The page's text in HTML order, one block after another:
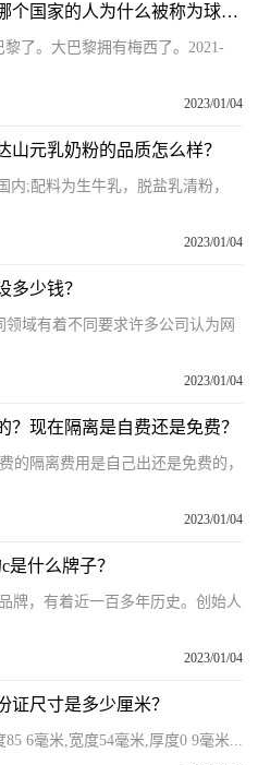
梅西是那个国家的？梅西是哪个国家的人为什么被称为球王？
了。大巴黎拥有梅西了。2021-
2023/01/04
元乳奶粉的品质怎么样？
;配料为生牛乳，脱盐乳清粉，
2023/01/04
多少钱？
域有着不同要求许多公司认为网
2023/01/04
？现在隔离是自费还是免费？
的隔离费用是自己出还是免费的，
2023/01/04
什么牌子？
牌，有着近一百多年历史。创始人
2023/01/04
证尺寸是多少厘米？
6毫米,宽度54毫米,厚度0 9毫米...